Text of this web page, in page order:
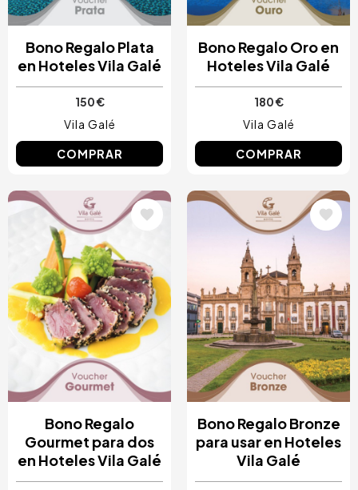
Bono Regalo Plata
en Hoteles Vila Galé
150 €
Vila Galé
COMPRAR
Bono Regalo Oro en
Hoteles Vila Galé
180 €
Vila Galé
COMPRAR
Image
Bono Regalo
Gourmet para dos
en Hoteles Vila Galé
Image
Bono Regalo Bronze
para usar en Hoteles
Vila Galé